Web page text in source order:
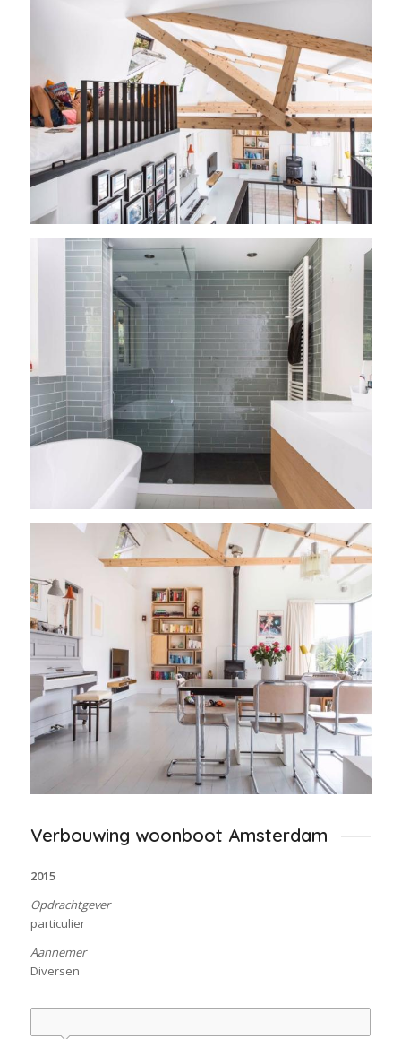
Verbouwing woonboot Amsterdam
2015
Opdrachtgever
particulier
Aannemer
Diversen